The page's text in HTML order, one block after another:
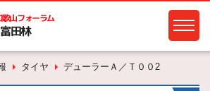
山フォーラム
田林
タイヤ デューラーＡ／Ｔ００2